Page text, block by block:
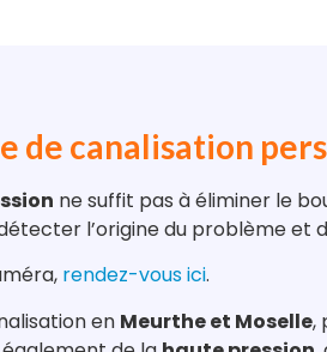
de canalisation
ne suffit pas à éliminer le
l’origine du problème
rendez-vous ici.
en Meurthe et Moselle,